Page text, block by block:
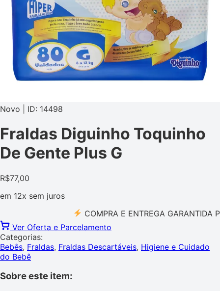
Novo | ID: 14498
Fraldas Diguinho Toquinho
De Gente Plus G
R$77,00
em 12x sem juros
COMPRA E ENTREGA GARANTIDA PELO
Ver Oferta e Parcelamento
Categorias:
Bebês, Fraldas, Fraldas Descartáveis, Higiene e Cuidado
do Bebê
Sobre este item: